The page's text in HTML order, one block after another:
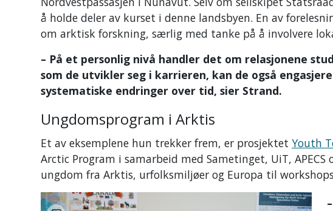
å holde deler av kurset i denne landsbyen. En av
om arktisk forskning, særlig med tanke på å involvere
– På et personlig nivå handler det om relasjonene
som de utvikler seg i karrieren, kan de også
systematiske endringer over tid, sier Strand.
Ungdomsprogram i Arktis
Et av eksemplene hun trekker frem, er prosjektet Youth
Arctic Program i samarbeid med Sametinget, UiT,
ungdom fra Arktis, urfolksmiljøer og Europa til